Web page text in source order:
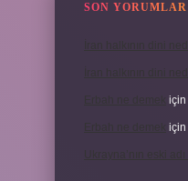
SON YORUMLAR
için
için